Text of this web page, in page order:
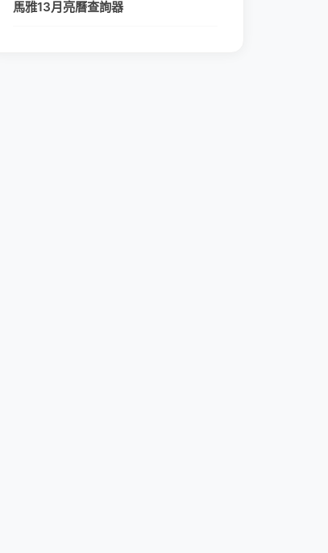
馬雅13月亮曆查詢器